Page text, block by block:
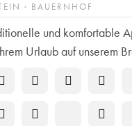
· BAUERNHOF
und komfortable
Urlaub auf unserem